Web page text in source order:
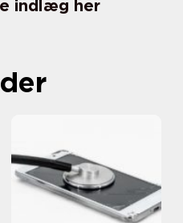
indlæg her